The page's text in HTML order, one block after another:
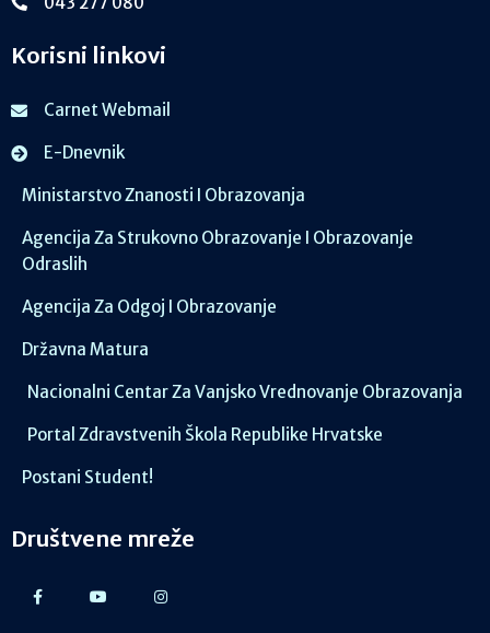
Korisni linkovi
Carnet Webmail
E-Dnevnik
Ministarstvo Znanosti I Obrazovanja
Agencija Za Strukovno Obrazovanje I Obrazovanje
Odraslih
Agencija Za Odgoj I Obrazovanje
Državna Matura
Nacionalni Centar Za Vanjsko Vrednovanje Obrazovanja
Portal Zdravstvenih Škola Republike Hrvatske
Postani Student!
Društvene mreže